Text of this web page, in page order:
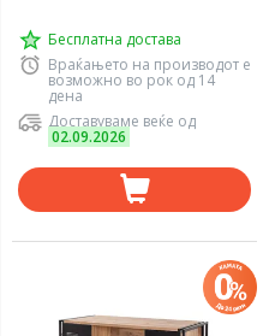
Бесплатна достава
Враќањето на производот е
возможно во рок од 14
дена
Доставуваме веќе од
02.09.2026